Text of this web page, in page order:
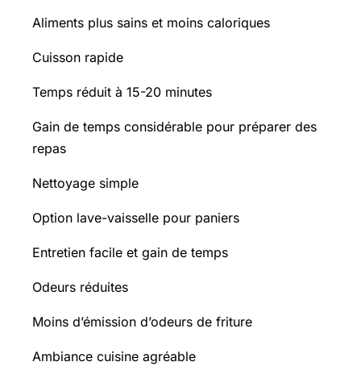
Aliments plus sains et moins caloriques
Cuisson rapide
Temps réduit à 15-20 minutes
Gain de temps considérable pour préparer des
repas
Nettoyage simple
Option lave-vaisselle pour paniers
Entretien facile et gain de temps
Odeurs réduites
Moins d’émission d’odeurs de friture
Ambiance cuisine agréable